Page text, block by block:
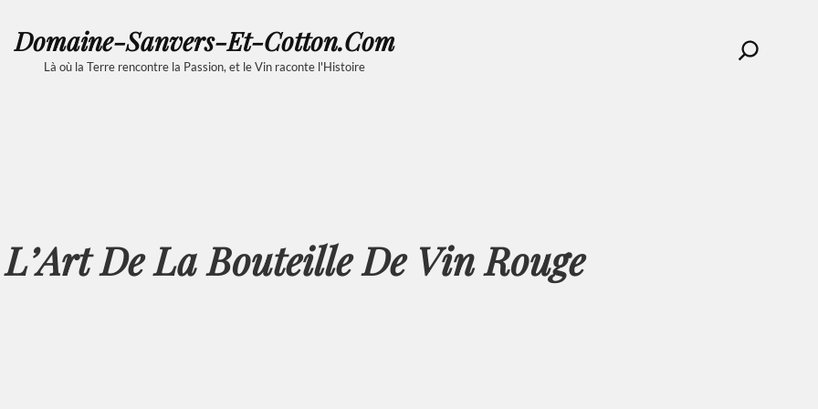
Domaine-Sanvers-Et-Cotton.com
Là où la Terre rencontre la Passion, et le Vin raconte l'Histoire
Search
De La Bouteille De Vin Rouge